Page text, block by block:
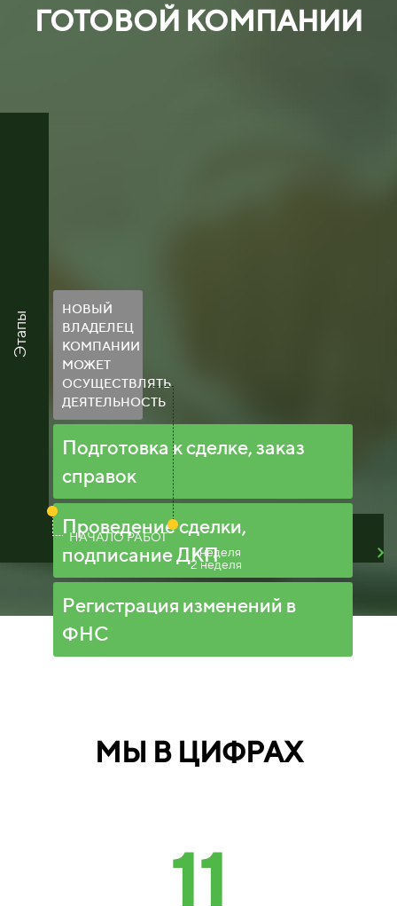
ГОТОВОЙ КОМПАНИИ
Этапы
НОВЫЙ
ВЛАДЕЛЕЦ
КОМПАНИИ
МОЖЕТ
ОСУЩЕСТВЛЯТЬ
ДЕЯТЕЛЬНОСТЬ
Подготовка к сделке, заказ
справок
Проведение сделки,
подписание ДКП
Регистрация изменений в
ФНС
НАЧАЛО РАБОТ
1 неделя
2 неделя
МЫ В ЦИФРАХ
11